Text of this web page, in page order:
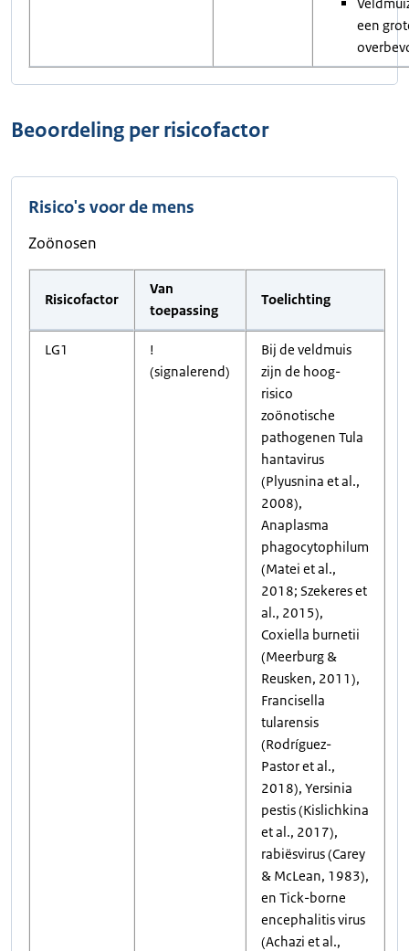
een
Beoordeling per risicofactor
Risico's voor de mens
Zoönosen
Risicofactor
Van
toepassing
Toelichting
LG1
!
(signalerend)
Bij de veldmuis
zijn de hoog-
risico
zoönotische
pathogenen Tula
hantavirus
(Plyusnina et al.,
2008),
Anaplasma
phagocytophilum
(Matei et al.,
2018; Szekeres et
al., 2015),
Coxiella burnetii
(Meerburg &
Reusken, 2011),
Francisella
tularensis
(Rodríguez-
Pastor et al.,
2018), Yersinia
pestis (Kislichkina
et al., 2017),
rabiësvirus (Carey
& McLean, 1983),
en Tick-borne
encephalitis virus
(Achazi et al.,